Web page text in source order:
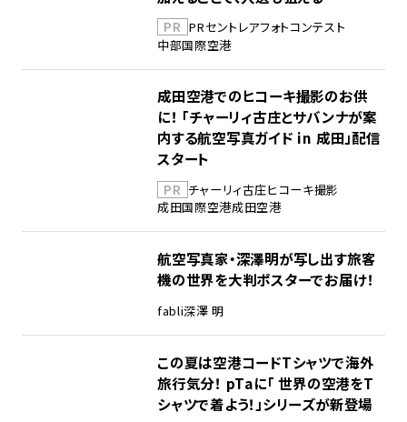
PR PRセントレアフォトコンテスト
中部国際空港
成田空港でのヒコーキ撮影のお供
に！ 「チャーリィ古庄とサバンナが案
内する航空写真ガイド in 成田」配信
スタート
PR チャーリィ古庄ヒコーキ撮影
成田国際空港成田空港
航空写真家・深澤明が写し出す旅客
機の世界を大判ポスターでお届け！
fabli深澤 明
この夏は空港コードTシャツで海外
旅行気分！ pTaに「 世界の空港をT
シャツで着よう！」シリーズが新登場